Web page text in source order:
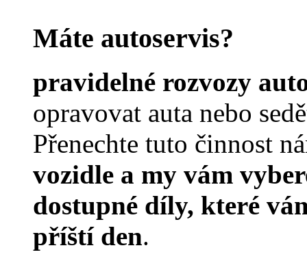
Máte autoservis?
pravidelné rozvozy
opravovat auta nebo
Přenechte tuto činnost
vozidle a my vám
dostupné díly, které
příští den.